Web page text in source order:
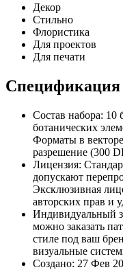
Декор
Стильно
Флористика
Для проектов
Для печати
Спецификация
Состав набора: 10
ботанических
Форматы в
разрешение (300
Лицензия:
допускают
Эксклюзивная
авторских прав и
Индивидуальный
можно заказать
стиле под ваш
визуальные
Создано: 27 Фев